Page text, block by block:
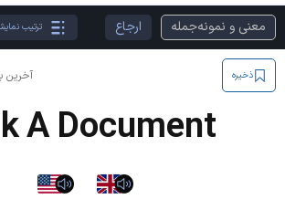
معنی و نمونه‌جمله ارجاع ترتیب
آخرین ذخیره
A Document